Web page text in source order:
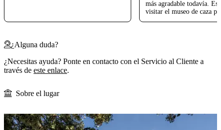
más agradable todavía.
visitar el museo de caza
¿Alguna duda?
¿Necesitas ayuda? Ponte en contacto con el Servicio al Cliente a
través de este enlace.
Sobre el lugar